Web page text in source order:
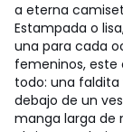
a eterna
Estampada o
una para cada
femeninos, este
todo: una faldita
debajo de un
manga larga de